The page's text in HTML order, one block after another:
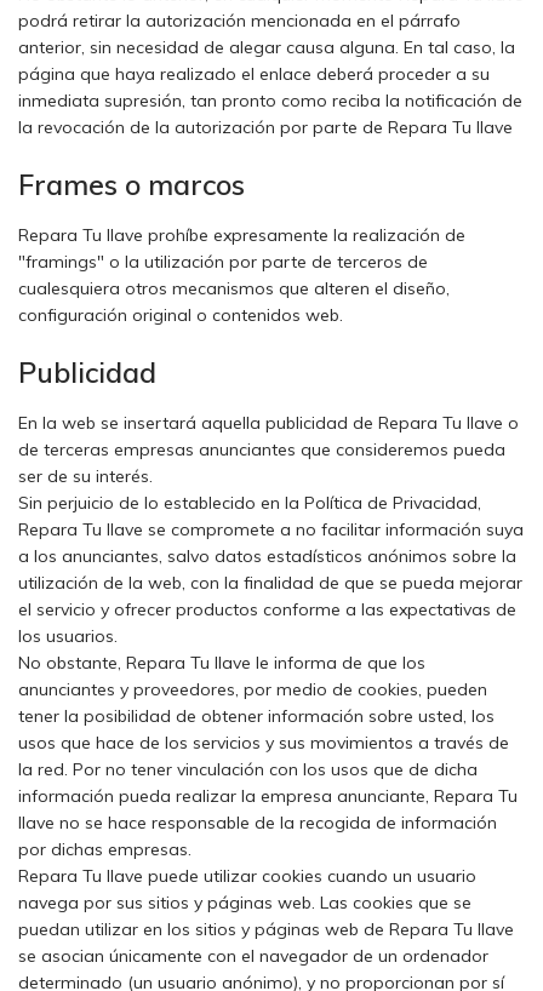
podrá retirar la autorización mencionada en el párrafo
anterior, sin necesidad de alegar causa alguna. En tal caso, la
página que haya realizado el enlace deberá proceder a su
inmediata supresión, tan pronto como reciba la notificación de
la revocación de la autorización por parte de Repara Tu llave
Frames o marcos
Repara Tu llave prohíbe expresamente la realización de
"framings" o la utilización por parte de terceros de
cualesquiera otros mecanismos que alteren el diseño,
configuración original o contenidos web.
Publicidad
En la web se insertará aquella publicidad de Repara Tu llave o
de terceras empresas anunciantes que consideremos pueda
ser de su interés.
Sin perjuicio de lo establecido en la Política de Privacidad,
Repara Tu llave se compromete a no facilitar información suya
a los anunciantes, salvo datos estadísticos anónimos sobre la
utilización de la web, con la finalidad de que se pueda mejorar
el servicio y ofrecer productos conforme a las expectativas de
los usuarios.
No obstante, Repara Tu llave le informa de que los
anunciantes y proveedores, por medio de cookies, pueden
tener la posibilidad de obtener información sobre usted, los
usos que hace de los servicios y sus movimientos a través de
la red. Por no tener vinculación con los usos que de dicha
información pueda realizar la empresa anunciante, Repara Tu
llave no se hace responsable de la recogida de información
por dichas empresas.
Repara Tu llave puede utilizar cookies cuando un usuario
navega por sus sitios y páginas web. Las cookies que se
puedan utilizar en los sitios y páginas web de Repara Tu llave
se asocian únicamente con el navegador de un ordenador
determinado (un usuario anónimo), y no proporcionan por sí